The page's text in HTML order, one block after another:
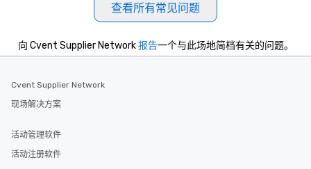
查看所有常见问题
向 Cvent Supplier Network报告一个与此场地简档有关的问题。
Cvent Supplier Network
现场解决方案
活动管理软件
活动注册软件